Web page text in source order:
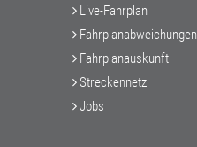
Live-Fahrplan
Fahrplanabweichungen
Fahrplanauskunft
Streckennetz
Jobs